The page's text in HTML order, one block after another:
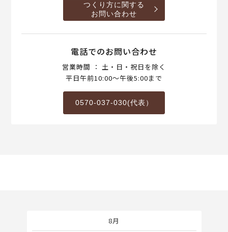
つくり方に関する
お問い合わせ
電話でのお問い合わせ
営業時間 ： 土・日・祝日を除く
平日午前10:00～午後5:00まで
0570-037-030(代表）
8月